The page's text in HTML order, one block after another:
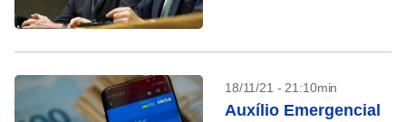
18/11/21 - 21:10min
Auxílio Emergencial